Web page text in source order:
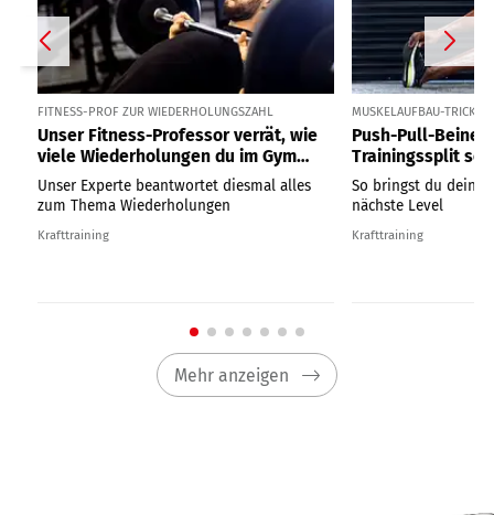
FITNESS-PROF ZUR WIEDERHOLUNGSZAHL
Unser Fitness-Professor verrät, wie
viele Wiederholungen du im Gym
wirklich machen solltest
Unser Experte beantwortet diesmal alles
zum Thema Wiederholungen
Krafttraining
MUSKELAUFBAU-TRICK
Push-Pull-Beine:
Trainingssplit so
Muskelaufbau ist
So bringst du dein
nächste Level
Krafttraining
Mehr anzeigen